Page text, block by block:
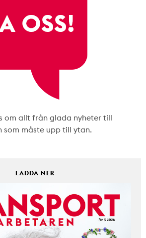
om allt från glada nyheter till
som måste upp till ytan.
LADDA NER